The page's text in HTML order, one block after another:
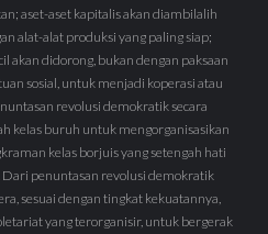
aset-aset kapitalis akan diambilalih
alat-alat produksi yang paling siap;
akan didorong, bukan dengan paksaan
sosial, untuk menjadi koperasi atau
revolusi demokratik secara
kelas buruh untuk mengorganisasikan
kelas borjuis yang setengah hati
penuntasan revolusi demokratik
sesuai dengan tingkat kekuatannya,
yang terorganisir, untuk bergerak